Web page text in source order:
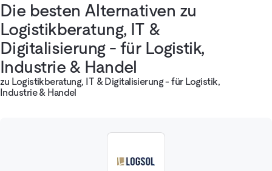
Die besten Alternativen zu
Logistikberatung, IT &
Digitalisierung - für Logistik,
Industrie & Handel
zu Logistikberatung, IT & Digitalisierung - für Logistik,
Industrie & Handel